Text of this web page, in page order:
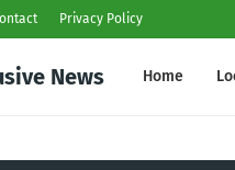
Privacy Policy
News Home